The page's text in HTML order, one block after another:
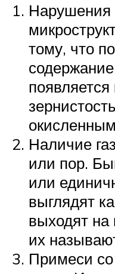
Нарушения
тому, что
появляется
Наличие
или пор.
или
выглядят
выходят на
их
Примеси